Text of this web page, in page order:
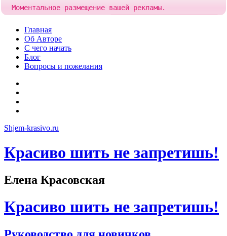
Skip
content
Главная
Об Авторе
С чего начать
Блог
Вопросы и пожелания
Shjem-krasivo.ru
Красиво шить не запретишь!
Елена Красовская
Красиво шить не запретишь!
Моментальное размещение вашей рекламы.